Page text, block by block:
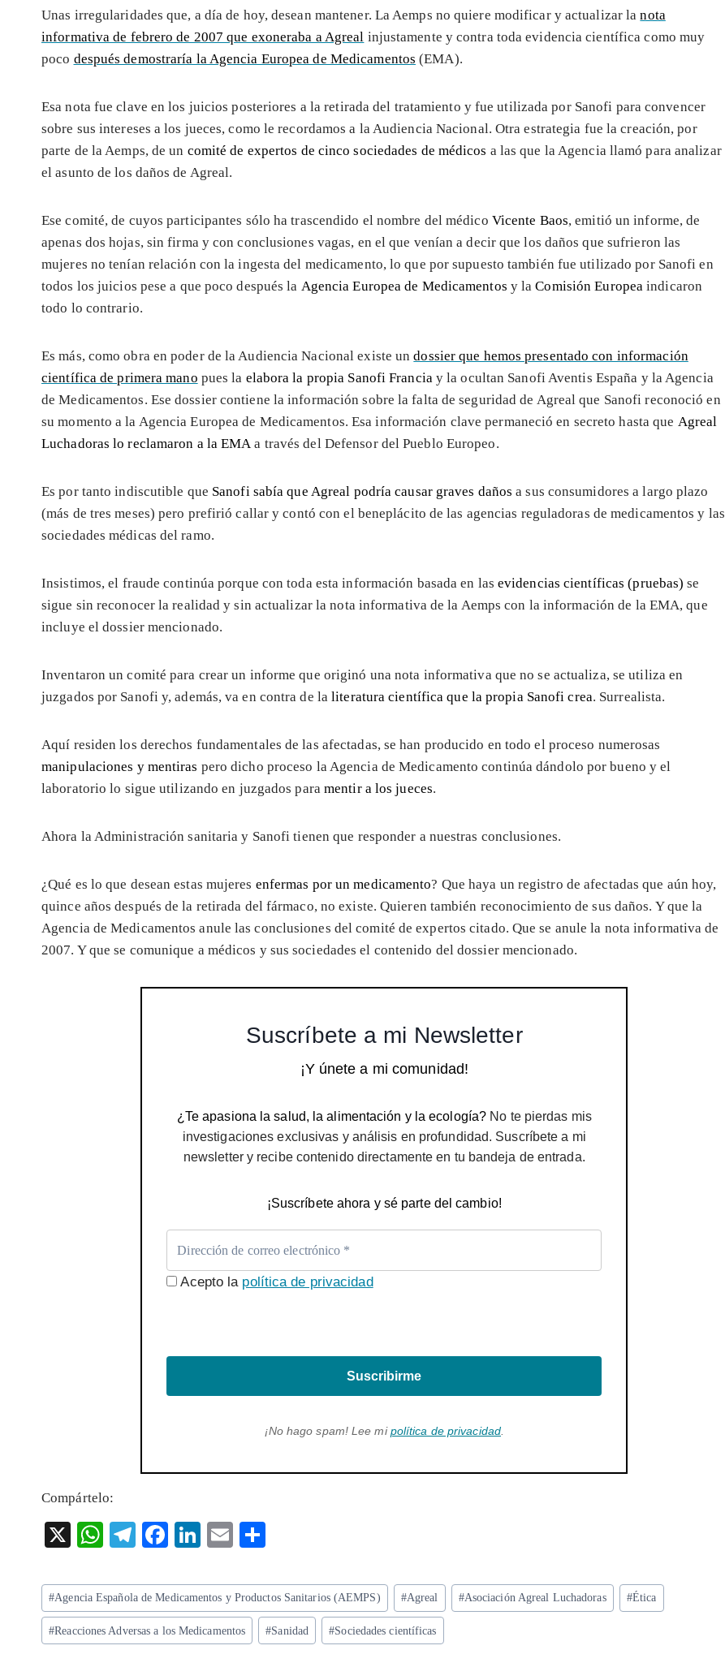
Unas irregularidades que, a día de hoy, desean mantener. La Aemps no quiere modificar y actualizar lanota
informativa de febrero de 2007 que exoneraba a Agreal injustamente y contra toda evidencia científica como muy
poco después demostraría la Agencia Europea de Medicamentos (EMA).
Esa nota fue clave en los juicios posteriores a la retirada del tratamiento y fue utilizada por Sanofi para convencer
sobre sus intereses a los jueces, como le recordamos a la Audiencia Nacional. Otra estrategia fue la creación, por
parte de la Aemps, de un comité de expertos de cinco sociedades de médicos a las que la Agencia llamó para analizar
el asunto de los daños de Agreal.
Ese comité, de cuyos participantes sólo ha trascendido el nombre del médico Vicente Baos, emitió un informe, de
apenas dos hojas, sin firma y con conclusiones vagas, en el que venían a decir que los daños que sufrieron las
mujeres no tenían relación con la ingesta del medicamento, lo que por supuesto también fue utilizado por Sanofi en
todos los juicios pese a que poco después la Agencia Europea de Medicamentos y laComisión Europea indicaron
todo lo contrario.
Es más, como obra en poder de la Audiencia Nacional existe undossier que hemos presentado con información
científica de primera mano pues la elabora la propia Sanofi Franciay la ocultan Sanofi Aventis España y la Agencia
de Medicamentos. Ese dossier contiene la información sobre la falta de seguridad de Agreal que Sanofi reconoció en
su momento a la Agencia Europea de Medicamentos. Esa información clave permaneció en secreto hasta que Agreal
Luchadoras lo reclamaron a la EMA a través del Defensor del Pueblo Europeo.
Es por tanto indiscutible que Sanofi sabía que Agreal podría causar graves daños a sus consumidores a largo plazo
(más de tres meses) pero prefirió callar y contó con el beneplácito de las agencias reguladoras de medicamentos y las
sociedades médicas del ramo.
Insistimos, el fraude continúa porque con toda esta información basada en las evidencias científicas (pruebas) se
sigue sin reconocer la realidad y sin actualizar la nota informativa de la Aemps con la información de la EMA, que
incluye el dossier mencionado.
Inventaron un comité para crear un informe que originó una nota informativa que no se actualiza, se utiliza en
juzgados por Sanofi y, además, va en contra de laliteratura científica que la propia Sanofi crea. Surrealista.
Aquí residen los derechos fundamentales de las afectadas, se han producido en todo el proceso numerosas
manipulaciones y mentiras pero dicho proceso la Agencia de Medicamento continúa dándolo por bueno y el
laboratorio lo sigue utilizando en juzgados para mentir a los jueces.
Ahora la Administración sanitaria y Sanofi tienen que responder a nuestras conclusiones.
¿Qué es lo que desean estas mujeres enfermas por un medicamento? Que haya un registro de afectadas que aún hoy,
quince años después de la retirada del fármaco, no existe. Quieren también reconocimiento de sus daños. Y que la
Agencia de Medicamentos anule las conclusiones del comité de expertos citado. Que se anule la nota informativa de
2007. Y que se comunique a médicos y sus sociedades el contenido del dossier mencionado.
Suscríbete a mi Newsletter
¡Y únete a mi comunidad!
¿Te apasiona la salud, la alimentación y la ecología? No te pierdas mis
investigaciones exclusivas y análisis en profundidad. Suscríbete a mi
newsletter y recibe contenido directamente en tu bandeja de entrada.
¡Suscríbete ahora y sé parte del cambio!
Acepto la política de privacidad
Suscribirme
¡No hago spam! Lee mipolítica de privacidad
Compártelo:
X
W
ts
A
p
T
eg
ra
m
F
eb
o
o
Li
ke
dI
n
E
ai
l
re
Etiquetas
de
la
#Agencia Española de Medicamentos y Productos Sanitarios (AEMPS) #Agreal #Asociación Agreal Luchadoras #Ética
#Reacciones Adversas a los Medicamentos #Sanidad #Sociedades científicas